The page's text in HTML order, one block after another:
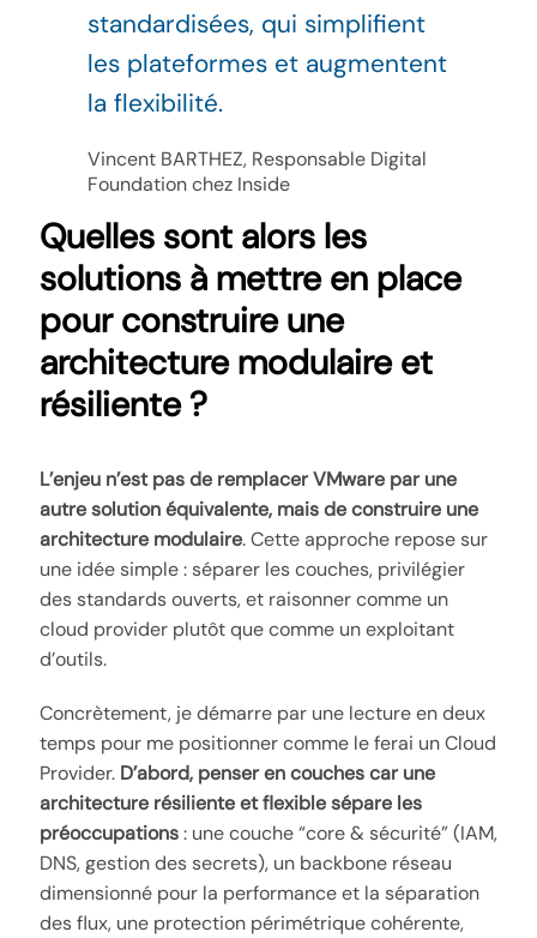
standardisées, qui simplifient
les plateformes et augmentent
la flexibilité.
Vincent BARTHEZ, Responsable Digital
Foundation chez Inside
Quelles sont alors les
solutions à mettre en place
pour construire une
architecture modulaire et
résiliente ?
L’enjeu n’est pas de remplacer VMware par une
autre solution équivalente, mais de construire une
architecture modulaire. Cette approche repose sur
une idée simple : séparer les couches, privilégier
des standards ouverts, et raisonner comme un
cloud provider plutôt que comme un exploitant
d’outils.
Concrètement, je démarre par une lecture en deux
temps pour me positionner comme le ferai un Cloud
Provider. D’abord, penser en couches car une
architecture résiliente et flexible sépare les
préoccupations: une couche “core & sécurité” (IAM,
DNS, gestion des secrets), un backbone réseau
dimensionné pour la performance et la séparation
des flux, une protection périmétrique cohérente,